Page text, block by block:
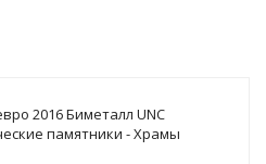
2016 Биметалл UNC
памятники - Храмы